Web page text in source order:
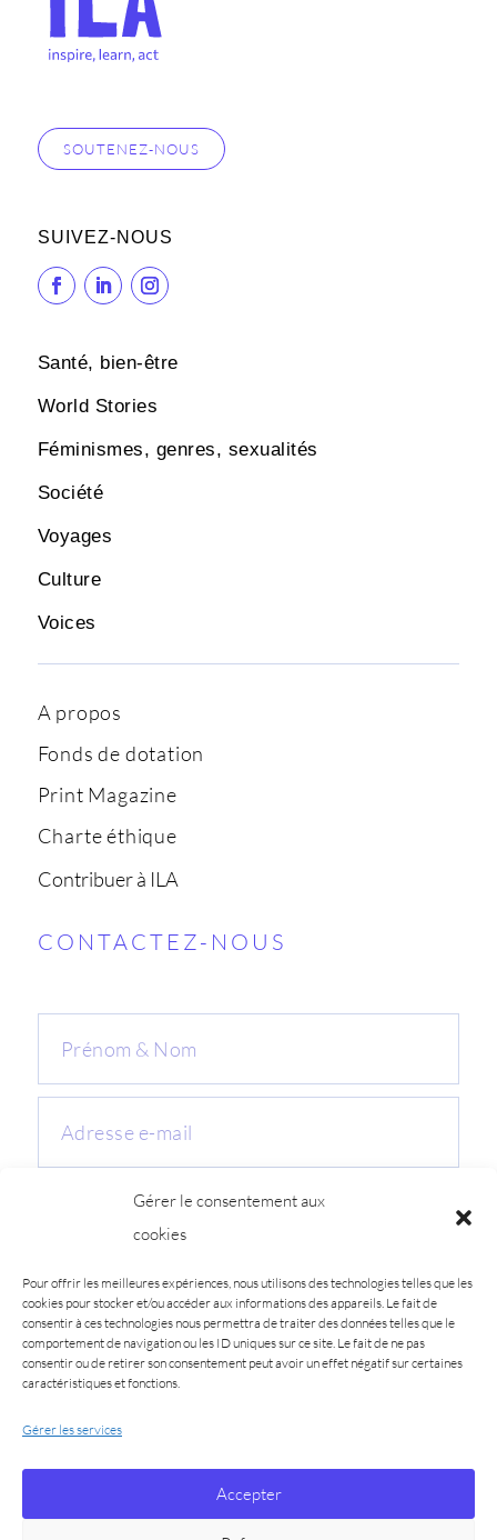
Gérer le consentement aux
cookies
Pour offrir les meilleures expériences, nous utilisons des technologies telles que les
cookies pour stocker et/ou accéder aux informations des appareils. Le fait de
consentir à ces technologies nous permettra de traiter des données telles que le
comportement de navigation ou les ID uniques sur ce site. Le fait de ne pas
consentir ou de retirer son consentement peut avoir un effet négatif sur certaines
caractéristiques et fonctions.
Gérer les services
Accepter
SOUTENEZ-NOUS
SUIVEZ-NOUS
Santé, bien-être
World Stories
Féminismes, genres, sexualités
Société
Voyages
Culture
Voices
A propos
Fonds de dotation
Print Magazine
Charte éthique
Contribuer à ILA
CONTACTEZ-NOUS
J'ENVOIE
-